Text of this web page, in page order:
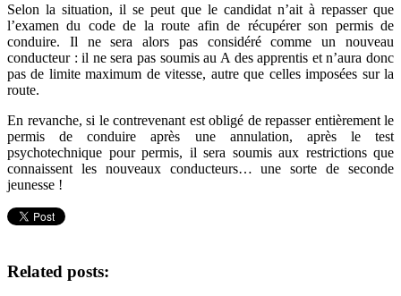
Selon la situation, il se peut que le candidat n’ait à repasser que
l’examen du code de la route afin de récupérer son permis de
conduire. Il ne sera alors pas considéré comme un nouveau
conducteur : il ne sera pas soumis au A des apprentis et n’aura donc
pas de limite maximum de vitesse, autre que celles imposées sur la
route.
En revanche, si le contrevenant est obligé de repasser entièrement le
permis de conduire après une annulation, après le test
psychotechnique pour permis, il sera soumis aux restrictions que
connaissent les nouveaux conducteurs… une sorte de seconde
jeunesse !
Related posts: